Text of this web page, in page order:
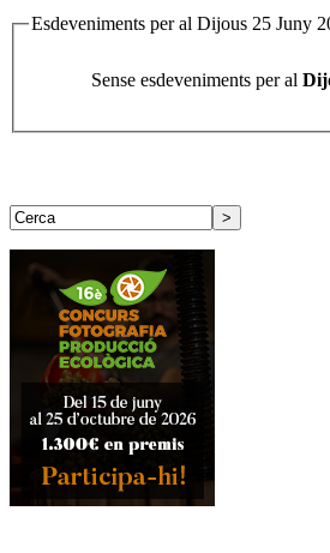
Esdeveniments per al Dijous 25 Juny
Sense esdeveniments per al